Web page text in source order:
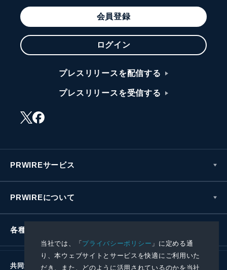
当社では、「プライバシーポリシー 」に定める通
り、本ウェブサイトとサービスを快適にご利用いた
だき、また、どのように活用されているのかを当社
会員登録
ログイン
プレスリリースを配信する
プレスリリースを受信する
PRWIREサービス
PRWIREについて
各種お問い合わせ
共同通信社グループ